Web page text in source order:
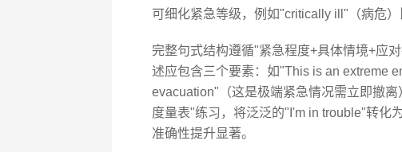
可细化紧急等级，例如"critically ill"（病危
完整句式结构遵循"紧急程度+具体情境+应
述应包含三个要素：如"This is an extreme
evacuation"（这是极端紧急情况需立即撤
度量表"练习，将泛泛的"I'm in trouble"转化
准确性提升显著。